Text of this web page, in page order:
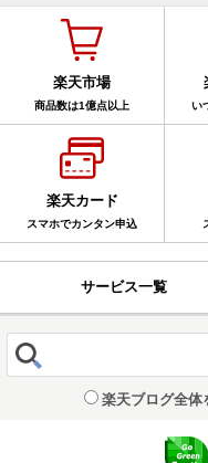
楽天市場
商品数は1億点以上 い
楽天カード
スマホでカンタン申込
サービス一覧
楽天ブログ全体